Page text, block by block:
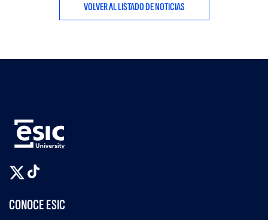
VOLVER AL LISTADO DE NOTICIAS
CONOCE ESIC